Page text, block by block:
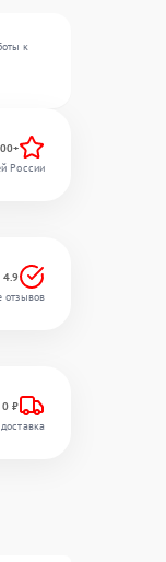
к
России
4.9
отзывов
0 ₽